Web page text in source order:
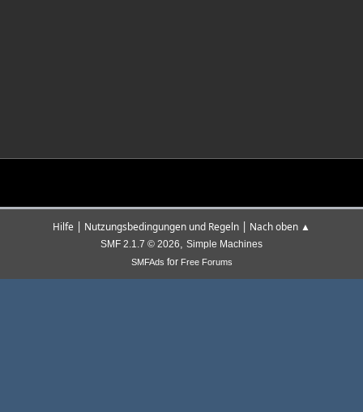
Hilfe | Nutzungsbedingungen und Regeln | Nach oben ▲
SMF 2.1.7 © 2026, Simple Machines
SMFAds for Free Forums